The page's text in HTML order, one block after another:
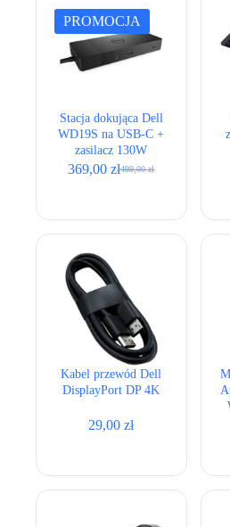
PROMOCJA
Stacja dokująca Dell
WD19S na USB-C +
zasilacz 130W
499,00zł
Pierwotna
499,00 zł.
369,00zł
Aktualna
369,00 zł.
Kabel przewód Dell
DisplayPort DP 4K
29,00zł